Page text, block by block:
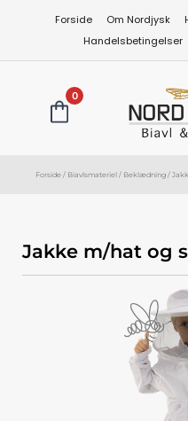
Forside Om Nordjysk
Handelsbetingelser
0
Forside / Biavlsmateriel / Beklædning /
Jakke m/hat og